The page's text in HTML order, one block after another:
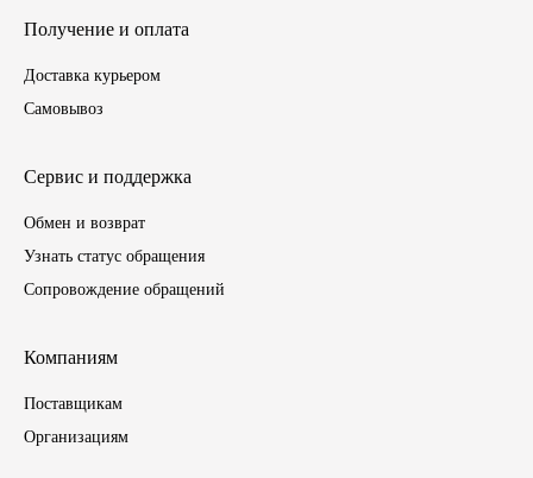
ГАЗПРОМ
РОСНЕФТЬ
ВАЗ
ГАЗ
Получение и оплата
Доставка курьером
Самовывоз
Сервис и поддержка
Обмен и возврат
Узнать статус обращения
Сопровождение обращений
Компаниям
Поставщикам
Организациям